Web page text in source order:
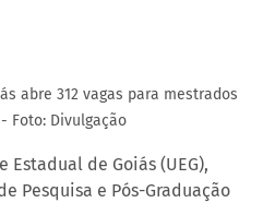
abre 312 vagas para mestrados
Foto: Divulgação
de Goiás (UEG),
Pesquisa e Pós-Graduação